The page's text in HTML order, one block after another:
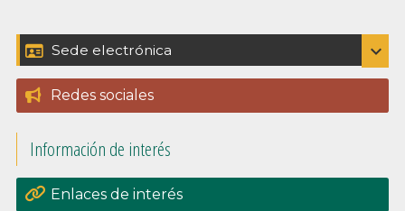
Barra
lateral
principal
Sede electrónica expand_more
Catálogo de trámites
Padrón
Perfil del contratante
Portal de transpariencia
Redes sociales
Información de interés
Enlaces de interés